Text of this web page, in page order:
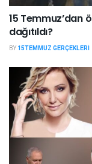
15 Temmuz’dan
dağıtıldı?
BY 15TEMMUZ GERÇEKLERI